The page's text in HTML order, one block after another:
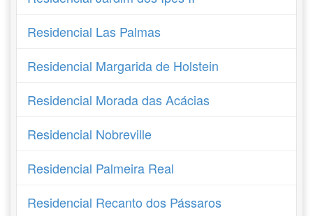
Residencial Las Palmas
Residencial Margarida de Holstein
Residencial Morada das Acácias
Residencial Nobreville
Residencial Palmeira Real
Residencial Recanto dos Pássaros